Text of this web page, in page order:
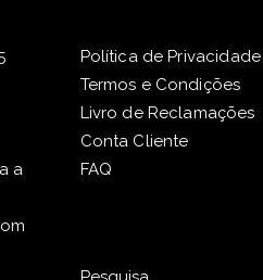
a
Política de
Termos e Condições
Livro de Reclamações
Conta Cliente
FAQ